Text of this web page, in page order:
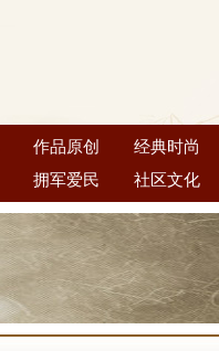
作品原创
经典时尚
拥军爱民 社区文化